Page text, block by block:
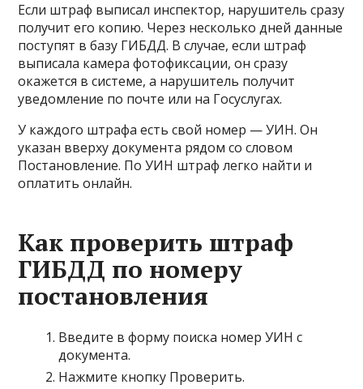
Если штраф выписал инспектор, нарушитель сразу
получит его копию. Через несколько дней данные
поступят в базу ГИБДД. В случае, если штраф
выписала камера фотофиксации, он сразу
окажется в системе, а нарушитель получит
уведомление по почте или на Госуслугах.
У каждого штрафа есть свой номер — УИН. Он
указан вверху документа рядом со словом
Постановление. По УИН штраф легко найти и
оплатить онлайн.
Как проверить штраф
ГИБДД по номеру
постановления
Введите в форму поиска номер УИН с
документа.
Нажмите кнопку Проверить.